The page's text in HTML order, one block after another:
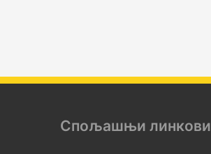
Спољашњи линкови